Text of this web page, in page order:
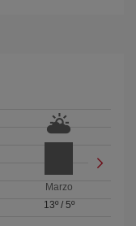
Marzo
13º/ 5º